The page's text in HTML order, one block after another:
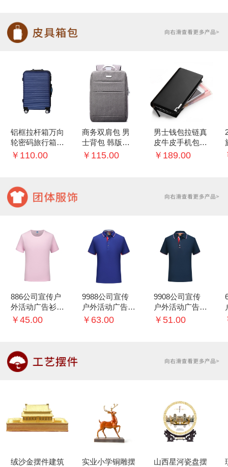
铝框拉杆箱万向
轮密码旅行箱子
20/22寸行李箱
￥110.00
商务双肩包 男
士背包 韩版学
生书包
￥115.00
男士钱包拉链真
皮牛皮手机包多
功能手包
￥189.00
886公司宣传户
外活动广告衫T
恤可印logo
￥45.00
9988公司宣传
户外活动广告衫
T恤可印logo
￥63.00
9908公司宣传
户外活动广告衫
T恤可印logo
￥51.00
绒沙金摆件建筑
实业小学铜雕摆
山西星河瓷盘摆